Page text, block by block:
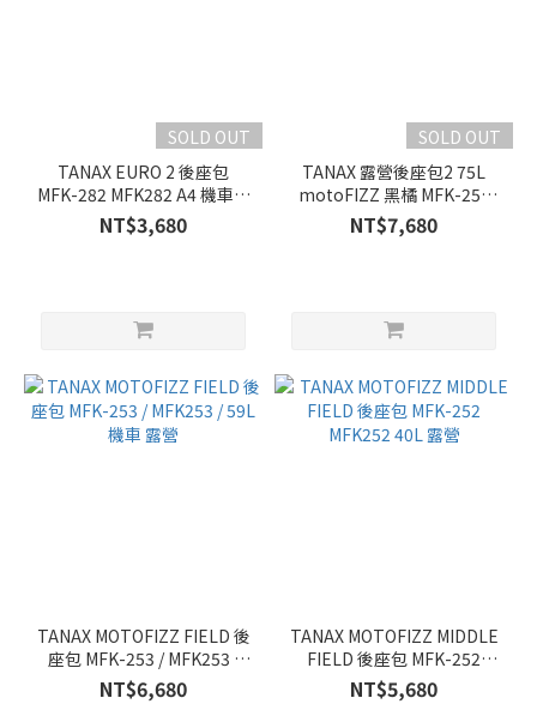
SOLD OUT
TANAX EURO 2 後座包
MFK-282 MFK282 A4 機車包
旅行箱
NT$3,680
SOLD OUT
TANAX 露營後座包2 75L
motoFIZZ 黑橘 MFK-254
MFK254 大容量 機車露營
NT$7,680
TANAX MOTOFIZZ FIELD 後
座包 MFK-253 / MFK253 /
59L 機車 露營
NT$6,680
TANAX MOTOFIZZ MIDDLE
FIELD 後座包 MFK-252
MFK252 40L 露營
NT$5,680